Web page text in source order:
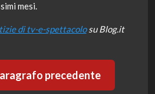
mesi.
di tv-e-spettacolosu Blog.it
precedente